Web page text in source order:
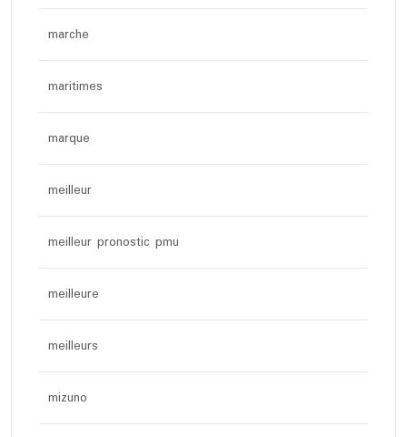
marche
maritimes
marque
meilleur
meilleur pronostic pmu
meilleure
meilleurs
mizuno